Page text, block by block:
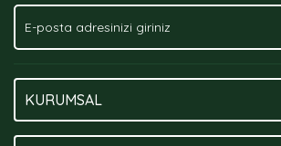
KURUMSAL